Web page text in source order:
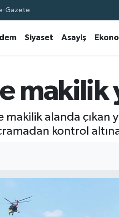
Gazete
Siyaset Asayiş
makilik
makilik alanda
kontrol altına